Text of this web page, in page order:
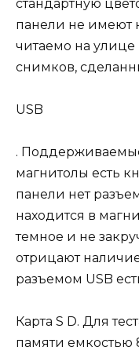
стандартную
панели не имеют
читаемо на
снимков,
USB
.
магнитолы есть
панели нет
находится в
темное и не
отрицают
разъемом USB
Карта S D. Для
памяти емкостью